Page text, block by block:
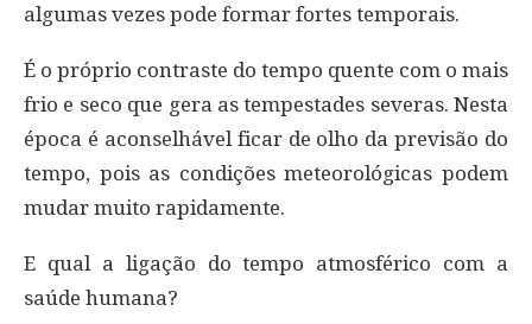
algumas vezes pode formar fortes temporais.
É o próprio contraste do tempo quente com o mais
frio e seco que gera as tempestades severas. Nesta
época é aconselhável ficar de olho da previsão do
tempo, pois as condições meteorológicas podem
mudar muito rapidamente.
E qual a ligação do tempo atmosférico com a
saúde humana?